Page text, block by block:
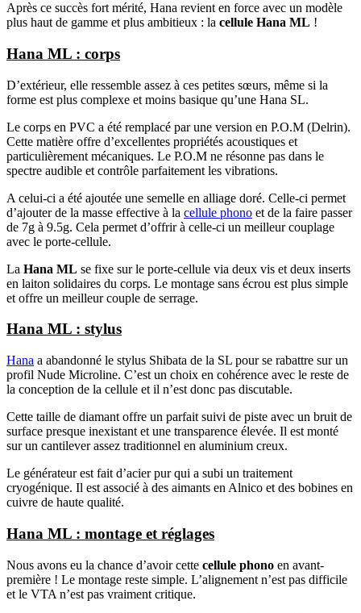
Après ce succès fort mérité, Hana revient en force avec un modèle
plus haut de gamme et plus ambitieux : la cellule Hana ML !
Hana ML : corps
D’extérieur, elle ressemble assez à ces petites sœurs, même si la
forme est plus complexe et moins basique qu’une Hana SL.
Le corps en PVC a été remplacé par une version en P.O.M (Delrin).
Cette matière offre d’excellentes propriétés acoustiques et
particulièrement mécaniques. Le P.O.M ne résonne pas dans le
spectre audible et contrôle parfaitement les vibrations.
A celui-ci a été ajoutée une semelle en alliage doré. Celle-ci permet
d’ajouter de la masse effective à la cellule phono et de la faire passer
de 7g à 9.5g. Cela permet d’offrir à celle-ci un meilleur couplage
avec le porte-cellule.
La Hana ML se fixe sur le porte-cellule via deux vis et deux inserts
en laiton solidaires du corps. Le montage sans écrou est plus simple
et offre un meilleur couple de serrage.
Hana ML : stylus
Hana a abandonné le stylus Shibata de la SL pour se rabattre sur un
profil Nude Microline. C’est un choix en cohérence avec le reste de
la conception de la cellule et il n’est donc pas discutable.
Cette taille de diamant offre un parfait suivi de piste avec un bruit de
surface presque inexistant et une transparence élevée. Il est monté
sur un cantilever assez traditionnel en aluminium creux.
Le générateur est fait d’acier pur qui a subi un traitement
cryogénique. Il est associé à des aimants en Alnico et des bobines en
cuivre de haute qualité.
Hana ML : montage et réglages
Nous avons eu la chance d’avoir cette cellule phono en avant-
première ! Le montage reste simple. L’alignement n’est pas difficile
et le VTA n’est pas vraiment critique.